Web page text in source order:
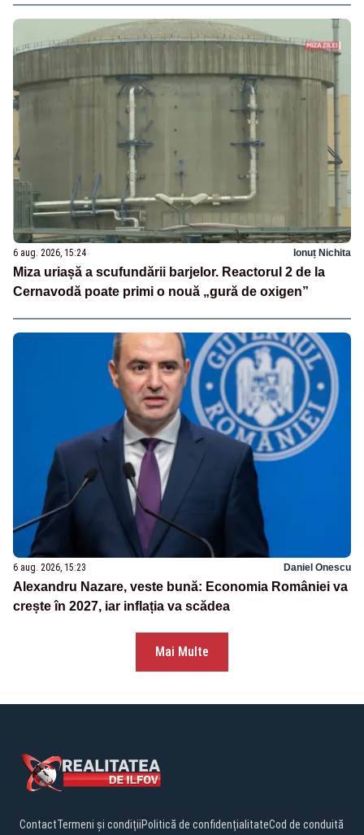
6 aug. 2026, 15:24 Ionuț Nichita
Miza uriașă a scufundării barjelor. Reactorul 2 de la
Cernavodă poate primi o nouă „gură de oxigen”
6 aug. 2026, 15:23 Daniel Onescu
Alexandru Nazare, veste bună: Economia României va
crește în 2027, iar inflația va scădea
Mai Multe
ContactTermeni și condițiiPolitică de confidențialitateCod de conduită